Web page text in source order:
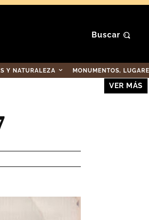
Buscar
Y NATURALEZA MONUMENTOS,
VER MÁS